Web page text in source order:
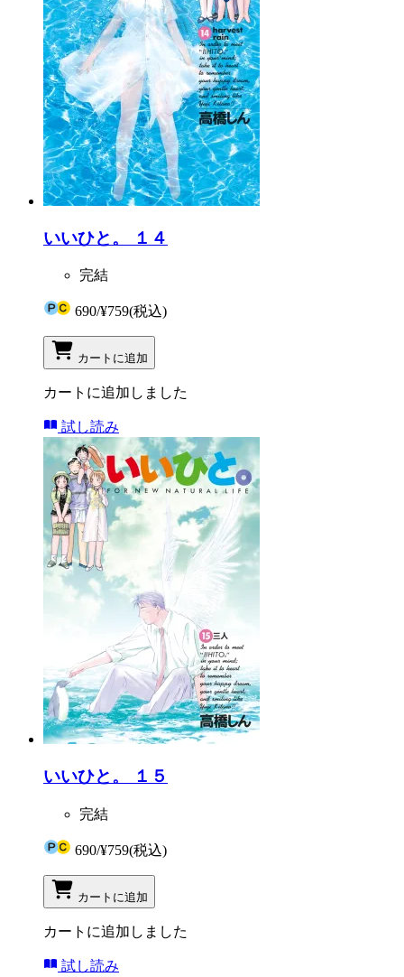
いいひと。 １４
完結
690/¥759(税込)
カートに追加
カートに追加しました
試し読み
いいひと。 １５
完結
690/¥759(税込)
カートに追加
カートに追加しました
試し読み